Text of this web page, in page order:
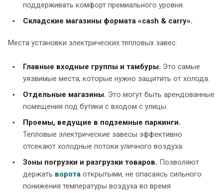
поддерживать комфорт премиального уровня.
Складские магазины формата «cash & carry».
Места установки электрических тепловых завес:
Главные входные группы и тамбуры. Это самые
уязвимые места, которые нужно защитить от холода.
Отдельные магазины. Это могут быть арендованные
помещения под бутики с входом с улицы.
Проемы, ведущие в подземные паркинги.
Тепловые электрические завесы эффективно
отсекают холодные потоки уличного воздуха.
Зоны погрузки и разгрузки товаров. Позволяют
держать ворота открытыми, не опасаясь сильного
понижения температуры воздуха во время